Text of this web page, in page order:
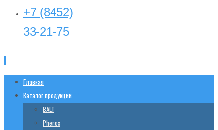
+7 (8452)
33-21-75
tk-
vector@yandex.ru
Перейти
содержимому
Главная
Каталог продукции
BALT
Phenox